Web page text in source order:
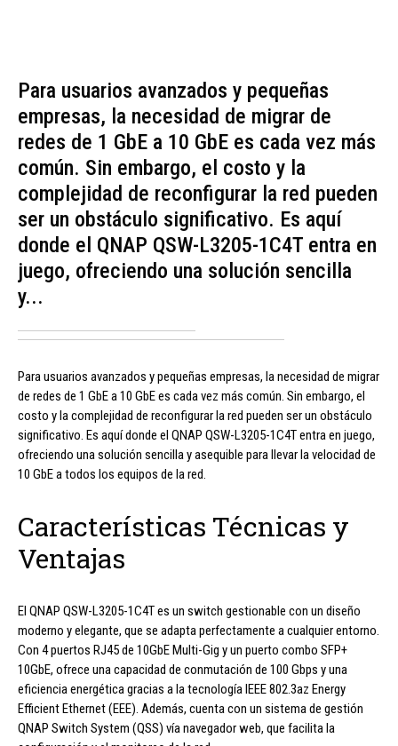
Para usuarios avanzados y pequeñas
empresas, la necesidad de migrar de
redes de 1 GbE a 10 GbE es cada vez más
común. Sin embargo, el costo y la
complejidad de reconfigurar la red pueden
ser un obstáculo significativo. Es aquí
donde el QNAP QSW-L3205-1C4T entra en
juego, ofreciendo una solución sencilla
y...
Para usuarios avanzados y pequeñas empresas, la necesidad de migrar
de redes de 1 GbE a 10 GbE es cada vez más común. Sin embargo, el
costo y la complejidad de reconfigurar la red pueden ser un obstáculo
significativo. Es aquí donde el QNAP QSW-L3205-1C4T entra en juego,
ofreciendo una solución sencilla y asequible para llevar la velocidad de
10 GbE a todos los equipos de la red.
Características Técnicas y
Ventajas
El QNAP QSW-L3205-1C4T es un switch gestionable con un diseño
moderno y elegante, que se adapta perfectamente a cualquier entorno.
Con 4 puertos RJ45 de 10GbE Multi-Gig y un puerto combo SFP+
10GbE, ofrece una capacidad de conmutación de 100 Gbps y una
eficiencia energética gracias a la tecnología IEEE 802.3az Energy
Efficient Ethernet (EEE). Además, cuenta con un sistema de gestión
QNAP Switch System (QSS) vía navegador web, que facilita la